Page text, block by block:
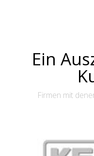
Ein
Firmen mit